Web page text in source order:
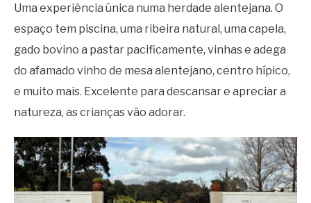
Uma experiência única numa herdade alentejana. O
espaço tem piscina, uma ribeira natural, uma capela,
gado bovino a pastar pacificamente, vinhas e adega
do afamado vinho de mesa alentejano, centro hípico,
e muito mais. Excelente para descansar e apreciar a
natureza, as crianças vão adorar.